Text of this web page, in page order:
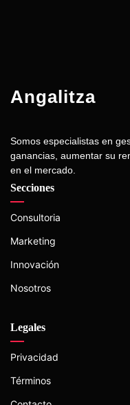
Angalitza
Somos especialistas en
ganancias, aumentar su
en el mercado.
Secciones
Consultoria
Marketing
Innovación
Nosotros
Legales
Privacidad
Términos